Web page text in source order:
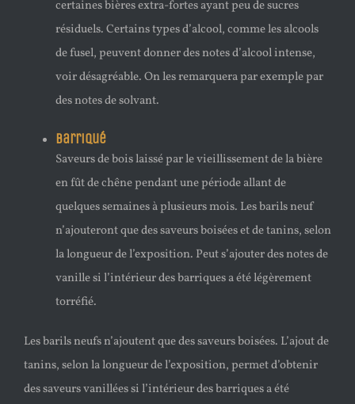
certaines bières extra-fortes ayant peu de sucres
résiduels. Certains types d’alcool, comme les alcools
de fusel, peuvent donner des notes d’alcool intense,
voir désagréable. On les remarquera par exemple par
des notes de solvant.
Barriqué
Saveurs de bois laissé par le vieillissement de la bière
en fût de chêne pendant une période allant de
quelques semaines à plusieurs mois. Les barils neuf
n’ajouteront que des saveurs boisées et de tanins, selon
la longueur de l’exposition. Peut s’ajouter des notes de
vanille si l’intérieur des barriques a été légèrement
torréfié.
Les barils neufs n’ajoutent que des saveurs boisées. L’ajout de
tanins, selon la longueur de l’exposition, permet d’obtenir
des saveurs vanillées si l’intérieur des barriques a été